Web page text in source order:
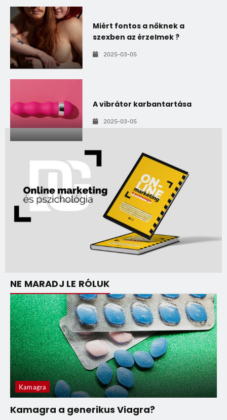
Miért fontos a nőknek a
szexben az érzelmek ?
2025-03-05
A vibrátor karbantartása
2025-03-05
NE MARADJ LE RÓLUK
Kamagra
Kamagra a generikus Viagra?